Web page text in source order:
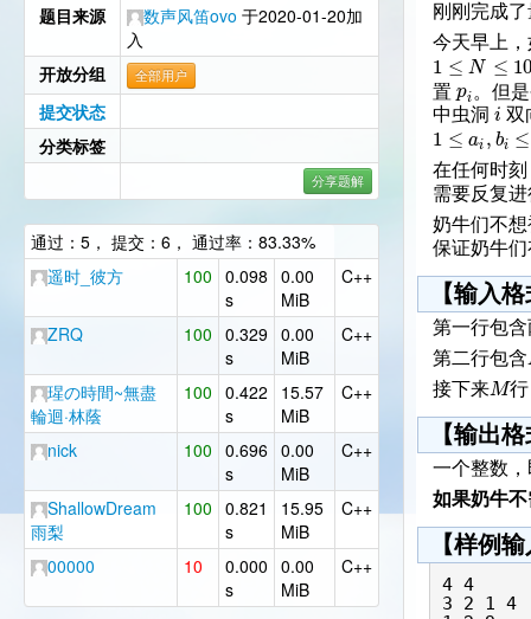
题目来源 数声风笛ovo 于2020-01-20加
入
开放分组
全部用户
提交状态
分类标签
分享题解
通过：5， 提交：6， 通过率：83.33%
遥时_彼方
100 0.098
s
0.00
MiB
C++
ZRQ 100 0.329
s
0.00
MiB
C++
瑆の時間~無盡
輪迴·林蔭
100 0.422
s
15.57
MiB
C++
nick 100 0.696
s
0.00
MiB
C++
ShallowDream
雨梨
100 0.821
s
15.95
MiB
C++
00000 10
0.000
s
0.00
MiB
C++
刚刚完成
今天早上，
1 ≤ N ≤
置 pi 。但
中虫洞 i 双
1 ≤ ai,bi ≤
在任何时
需要反复
奶牛们不
保证奶牛
【输入
第一行包
第二行包含
接下来M
【输出
一个整数
如果奶牛
【样例
4 4
3 2 1 4